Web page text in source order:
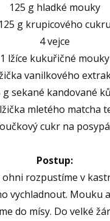
125 g hladké mouky
125 g krupicového cukru
4 vejce
1 lžíce kukuřičné mouky
vanilkového
g sekané kandované
mletého matcha
cukr na
Postup:
ohni rozpustíme v
vychladnout. Mouku
do mísy. Do velké